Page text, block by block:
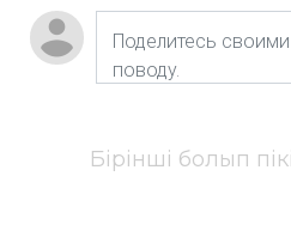
Бірінші болып